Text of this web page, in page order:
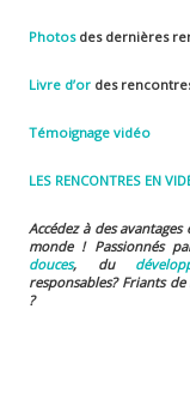
Photos des dernières
Livre d’or des
Témoignage vidéo
LES RENCONTRES EN
Accédez à des
monde ! Passionnés
douces, du
responsables? Friants
?